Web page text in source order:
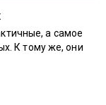
а самое
К тому же, они